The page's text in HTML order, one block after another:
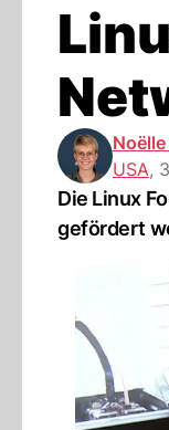
USA,
Die Linux
gefördert